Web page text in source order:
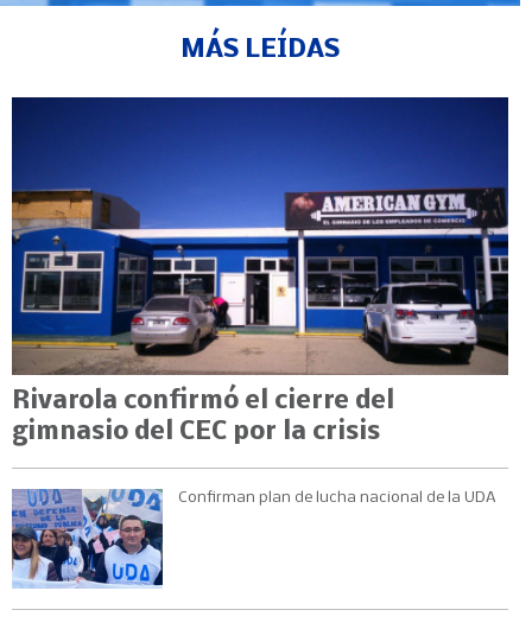
MÁS LEÍDAS
Rivarola confirmó el cierre del
gimnasio del CEC por la crisis
Confirman plan de lucha nacional de la UDA